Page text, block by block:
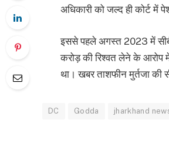
अधिकारी को जल्द ही कोर्ट में
इससे पहले अगस्त 2023 में
करोड़ की रिश्वत लेने के आरोप
था। खबर ताशफीन मुर्तजा की
DC Godda jharkhand